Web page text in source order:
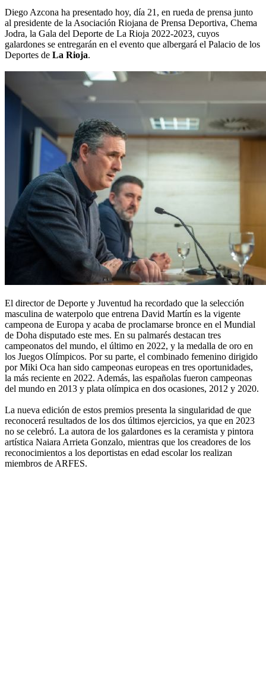
Diego Azcona ha presentado hoy, día 21, en rueda de prensa junto
al presidente de la Asociación Riojana de Prensa Deportiva, Chema
Jodra, la Gala del Deporte de La Rioja 2022-2023, cuyos
galardones se entregarán en el evento que albergará el Palacio de los
Deportes de La Rioja.
El director de Deporte y Juventud ha recordado que la selección
masculina de waterpolo que entrena David Martín es la vigente
campeona de Europa y acaba de proclamarse bronce en el Mundial
de Doha disputado este mes. En su palmarés destacan tres
campeonatos del mundo, el último en 2022, y la medalla de oro en
los Juegos Olímpicos. Por su parte, el combinado femenino dirigido
por Miki Oca han sido campeonas europeas en tres oportunidades,
la más reciente en 2022. Además, las españolas fueron campeonas
del mundo en 2013 y plata olímpica en dos ocasiones, 2012 y 2020.
La nueva edición de estos premios presenta la singularidad de que
reconocerá resultados de los dos últimos ejercicios, ya que en 2023
no se celebró. La autora de los galardones es la ceramista y pintora
artística Naiara Arrieta Gonzalo, mientras que los creadores de los
reconocimientos a los deportistas en edad escolar los realizan
miembros de ARFES.